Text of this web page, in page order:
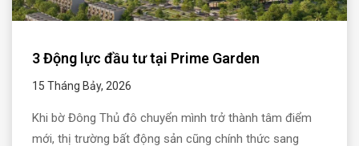
3 Động lực đầu tư tại Prime Garden
15 Tháng Bảy, 2026
Khi bờ Đông Thủ đô chuyển mình trở thành tâm điểm
mới, thị trường bất động sản cũng chính thức sang